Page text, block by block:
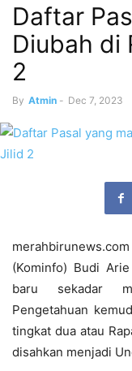
Daftar
Diubah di
2
By Atmin - Dec 7, 2023
(Kominfo) Budi
baru sekadar
Pengetahuan
tingkat dua atau
disahkan menjadi